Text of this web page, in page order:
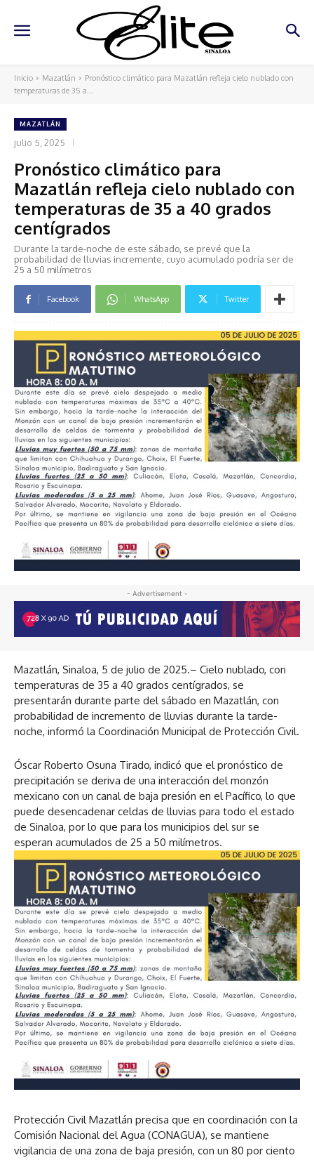
Inicio Mazatlán
Pronóstico climático para Mazatlán refleja cielo nublado con
temperaturas de 35 a...
MAZATLÁN
julio 5, 2025
Pronóstico climático para
Mazatlán refleja cielo nublado con
temperaturas de 35 a 40 grados
centígrados
Durante la tarde-noche de este sábado, se prevé que la
probabilidad de lluvias incremente, cuyo acumulado podría ser de
25 a 50 milímetros
Facebook WhatsApp Twitter
- Advertisement -
Mazatlán, Sinaloa, 5 de julio de 2025.– Cielo nublado, con
temperaturas de 35 a 40 grados centígrados, se
presentarán durante parte del sábado en Mazatlán, con
probabilidad de incremento de lluvias durante la tarde-
noche, informó la Coordinación Municipal de Protección Civil.
Óscar Roberto Osuna Tirado, indicó que el pronóstico de
precipitación se deriva de una interacción del monzón
mexicano con un canal de baja presión en el Pacífico, lo que
puede desencadenar celdas de lluvias para todo el estado
de Sinaloa, por lo que para los municipios del sur se
esperan acumulados de 25 a 50 milímetros.
Protección Civil Mazatlán precisa que en coordinación con la
Comisión Nacional del Agua (CONAGUA), se mantiene
vigilancia de una zona de baja presión, con un 80 por ciento